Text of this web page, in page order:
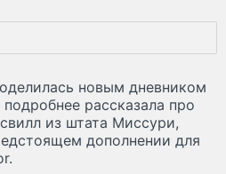
новым дневником
рассказала про
из штата Миссури,
дополнении для